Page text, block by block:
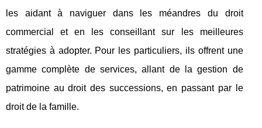
les aidant à naviguer dans les méandres du droit
commercial et en les conseillant sur les meilleures
stratégies à adopter. Pour les particuliers, ils offrent une
gamme complète de services, allant de la gestion de
patrimoine au droit des successions, en passant par le
droit de la famille.